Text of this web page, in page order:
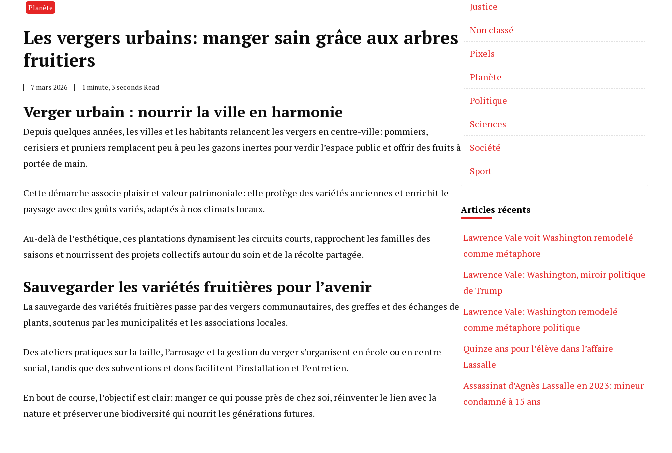
Planète
Les vergers urbains: manger sain grâce aux arbres
fruitiers
7 mars 2026 1 minute, 3 seconds Read
Verger urbain : nourrir la ville en harmonie
Depuis quelques années, les villes et les habitants relancent les vergers en centre-ville: pommiers,
cerisiers et pruniers remplacent peu à peu les gazons inertes pour verdir l’espace public et offrir des fruits à
portée de main.
Cette démarche associe plaisir et valeur patrimoniale: elle protège des variétés anciennes et enrichit le
paysage avec des goûts variés, adaptés à nos climats locaux.
Au-delà de l’esthétique, ces plantations dynamisent les circuits courts, rapprochent les familles des
saisons et nourrissent des projets collectifs autour du soin et de la récolte partagée.
Sauvegarder les variétés fruitières pour l’avenir
La sauvegarde des variétés fruitières passe par des vergers communautaires, des greffes et des échanges de
plants, soutenus par les municipalités et les associations locales.
Des ateliers pratiques sur la taille, l’arrosage et la gestion du verger s’organisent en école ou en centre
social, tandis que des subventions et dons facilitent l’installation et l’entretien.
En bout de course, l’objectif est clair: manger ce qui pousse près de chez soi, réinventer le lien avec la
nature et préserver une biodiversité qui nourrit les générations futures.
Justice
Non classé
Pixels
Planète
Politique
Sciences
Société
Sport
Articles récents
Lawrence Vale voit Washington remodelé
comme métaphore
Lawrence Vale: Washington, miroir politique
de Trump
Lawrence Vale: Washington remodelé
comme métaphore politique
Quinze ans pour l’élève dans l’affaire
Lassalle
Assassinat d’Agnès Lassalle en 2023: mineur
condamné à 15 ans